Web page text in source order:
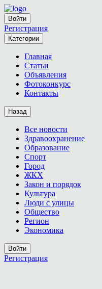
Войти
Регистрация
Категории
Главная
Статьи
Объявления
Фотоконкурс
Контакты
Назад
Все новости
Здравоохранение
Образование
Спорт
Город
ЖКХ
Закон и порядок
Культура
Люди с улицы
Общество
Регион
Экономика
Войти
Регистрация